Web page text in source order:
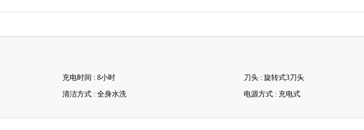
充电时间 : 8小时
刀头 : 旋转式3刀头
清洁方式 : 全身水洗 电源方式 : 充电式